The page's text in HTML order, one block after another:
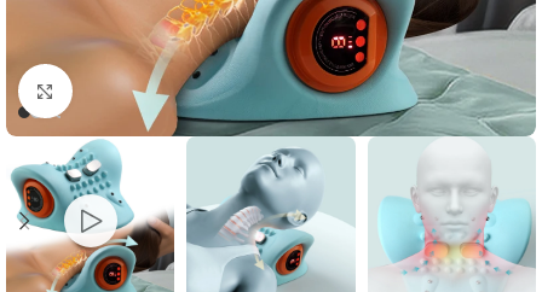
Cliquez pour agrandir